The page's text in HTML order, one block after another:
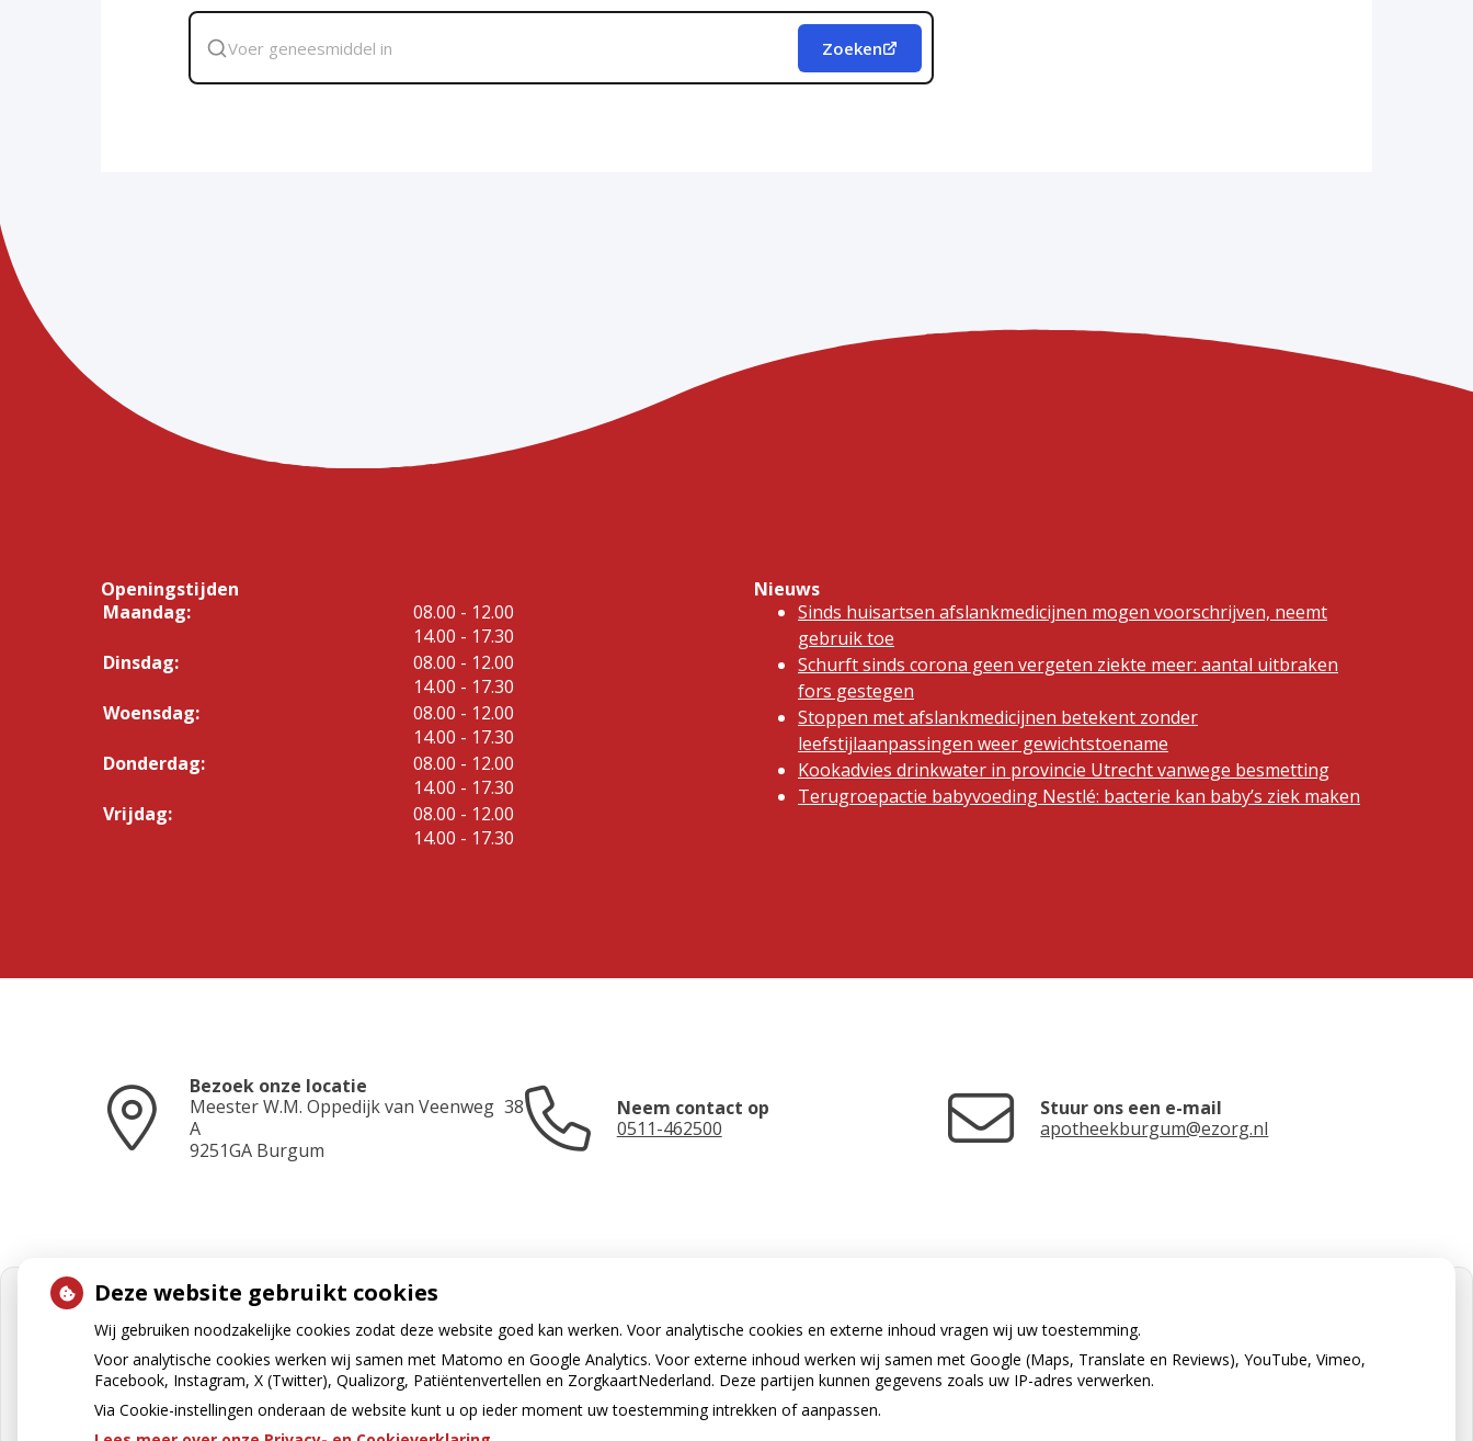
Zoek
geneesmiddel
Zoeken
Openingstijden
Maandag:
08.00 tot
- 12.00
14.00 tot
- 17.30
Dinsdag:
08.00 tot
- 12.00
14.00 tot
- 17.30
Woensdag:
08.00 tot
- 12.00
14.00 tot
- 17.30
Donderdag:
08.00 tot
- 12.00
14.00 tot
- 17.30
Vrijdag:
08.00 tot
- 12.00
14.00 tot
- 17.30
Nieuws
Sinds huisartsen afslankmedicijnen mogen voorschrijven, neemt
gebruik toe
Schurft sinds corona geen vergeten ziekte meer: aantal uitbraken
fors gestegen
Stoppen met afslankmedicijnen betekent zonder
leefstijlaanpassingen weer gewichtstoename
Kookadvies drinkwater in provincie Utrecht vanwege besmetting
Terugroepactie babyvoeding Nestlé: bacterie kan baby’s ziek maken
Bezoek onze locatie
Meester W.M. Oppedijk van Veenweg 38
A
9251GA Burgum
Neem contact op
0511-462500
Stuur ons een e-mail
apotheekburgum@ezorg.nl
U heeft geen toestemming gegeven
voorexterne inhoud die nodig is om
dit te zien.
Deze website gebruikt cookies
Wij gebruiken noodzakelijke cookies zodat deze website goed kan werken. Voor analytische cookies en externe inhoud vragen wij uw toestemming.
Voor analytische cookies werken wij samen met Matomo en Google Analytics. Voor externe inhoud werken wij samen met Google (Maps, Translate en Reviews), YouTube, Vimeo,
Facebook, Instagram, X (Twitter), Qualizorg, Patiëntenvertellen en ZorgkaartNederland. Deze partijen kunnen gegevens zoals uw IP-adres verwerken.
Via Cookie-instellingen onderaan de website kunt u op ieder moment uw toestemming intrekken of aanpassen.